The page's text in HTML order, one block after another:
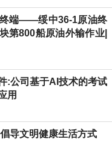
端——绥中36-1原油终
第800船原油外输作业|
:公司基于AI技术的考试
用
导文明健康生活方式